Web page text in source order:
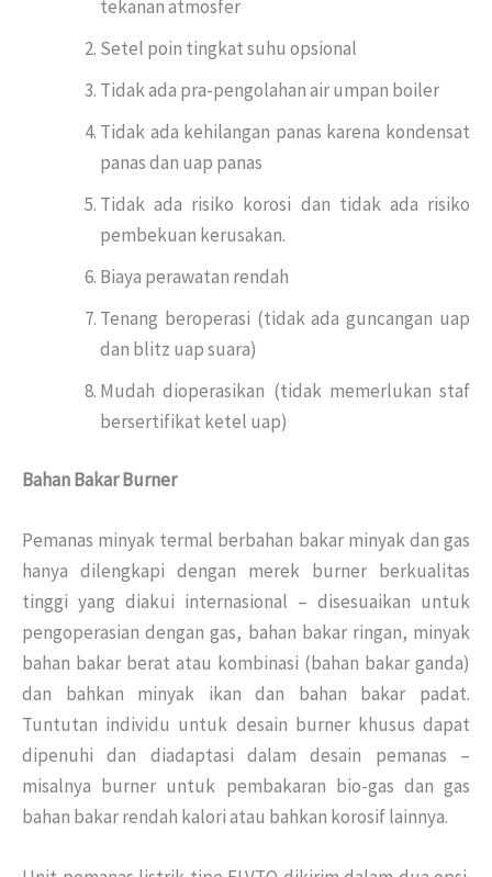
tekanan atmosfer
Setel poin tingkat suhu opsional
Tidak ada pra-pengolahan air umpan boiler
Tidak ada kehilangan panas karena kondensat
panas dan uap panas
Tidak ada risiko korosi dan tidak ada risiko
pembekuan kerusakan.
Biaya perawatan rendah
Tenang beroperasi (tidak ada guncangan uap
dan blitz uap suara)
Mudah dioperasikan (tidak memerlukan staf
bersertifikat ketel uap)
Bahan Bakar Burner
Pemanas minyak termal berbahan bakar minyak dan gas
hanya dilengkapi dengan merek burner berkualitas
tinggi yang diakui internasional – disesuaikan untuk
pengoperasian dengan gas, bahan bakar ringan, minyak
bahan bakar berat atau kombinasi (bahan bakar ganda)
dan bahkan minyak ikan dan bahan bakar padat.
Tuntutan individu untuk desain burner khusus dapat
dipenuhi dan diadaptasi dalam desain pemanas –
misalnya burner untuk pembakaran bio-gas dan gas
bahan bakar rendah kalori atau bahkan korosif lainnya.